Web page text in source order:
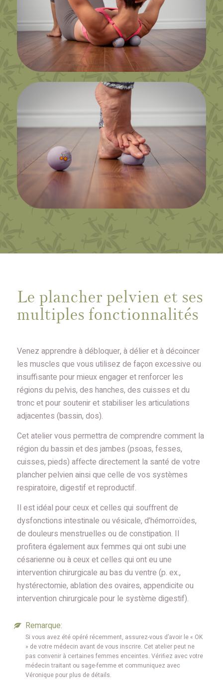
Le plancher pelvien et ses
multiples fonctionnalités
Venez apprendre à débloquer, à délier et à décoincer
les muscles que vous utilisez de façon excessive ou
insuffisante pour mieux engager et renforcer les
régions du pelvis, des hanches, des cuisses et du
tronc et pour soutenir et stabiliser les articulations
adjacentes (bassin, dos).
Cet atelier vous permettra de comprendre comment la
région du bassin et des jambes (psoas, fesses,
cuisses, pieds) affecte directement la santé de votre
plancher pelvien ainsi que celle de vos systèmes
respiratoire, digestif et reproductif.
Il est idéal pour ceux et celles qui souffrent de
dysfonctions intestinale ou vésicale, d’hémorroïdes,
de douleurs menstruelles ou de constipation. Il
profitera également aux femmes qui ont subi une
césarienne ou à ceux et celles qui ont eu une
intervention chirurgicale au bas du ventre (p. ex.,
hystérectomie, ablation des ovaires, appendicite ou
intervention chirurgicale pour le système digestif).
Remarque:
Si vous avez été opéré récemment, assurez-vous d’avoir le « OK
» de votre médecin avant de vous inscrire. Cet atelier peut ne
pas convenir à certaines femmes enceintes. Vérifiez avec votre
médecin traitant ou sage-femme et communiquez avec
Véronique pour plus de détails.